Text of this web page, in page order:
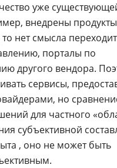
уже
внедрены продукты
то нет смысла
порталы по
другого вендора.
сервисы,
но
для частного
субъективной
, оно не может быть